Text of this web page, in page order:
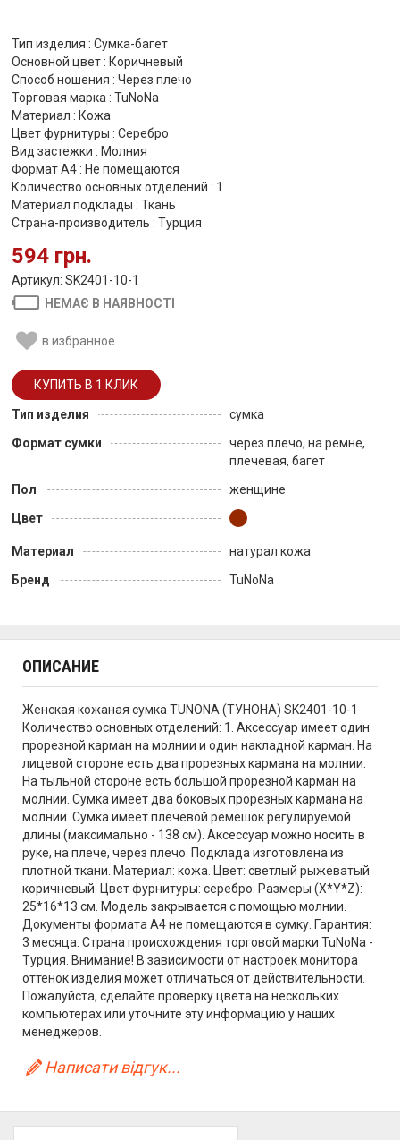
Тип изделия : Сумка-багет
Основной цвет : Коричневый
Способ ношения : Через плечо
Торговая марка : TuNoNа
Материал : Кожа
Цвет фурнитуры : Серебро
Вид застежки : Молния
Формат А4 : Не помещаются
Количество основных отделений : 1
Материал подклады : Ткань
Страна-производитель : Турция
594 грн.
Артикул: SK2401-10-1
НЕМАЄ В НАЯВНОСТІ
в избранное
Тип изделия
сумка
Формат сумки
через плечо, на ремне,
плечевая, багет
Пол
женщине
Цвет
Материал
натурал кожа
Бренд
TuNoNа
ОПИСАНИЕ
Женская кожаная сумка TUNONA (ТУНОНА) SK2401-10-1
Количество основных отделений: 1. Аксессуар имеет один
прорезной карман на молнии и один накладной карман. На
лицевой стороне есть два прорезных кармана на молнии.
На тыльной стороне есть большой прорезной карман на
молнии. Сумка имеет два боковых прорезных кармана на
молнии. Сумка имеет плечевой ремешок регулируемой
длины (максимально - 138 см). Аксессуар можно носить в
руке, на плече, через плечо. Подклада изготовлена из
плотной ткани. Материал: кожа. Цвет: светлый рыжеватый
коричневый. Цвет фурнитуры: серебро. Размеры (X*Y*Z):
25*16*13 см. Модель закрывается с помощью молнии.
Документы формата А4 не помещаются в сумку. Гарантия:
3 месяца. Страна происхождения торговой марки TuNoNа -
Турция. Внимание! В зависимости от настроек монитора
оттенок изделия может отличаться от действительности.
Пожалуйста, сделайте проверку цвета на нескольких
компьютерах или уточните эту информацию у наших
менеджеров.
Написати відгук...